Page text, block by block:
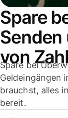
Spare
Senden
von
Spare bei
Geldeingängen
brauchst, alles
bereit.